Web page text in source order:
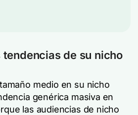
tendencias de su nicho
medio en su nicho
genérica masiva en
las audiencias de nicho